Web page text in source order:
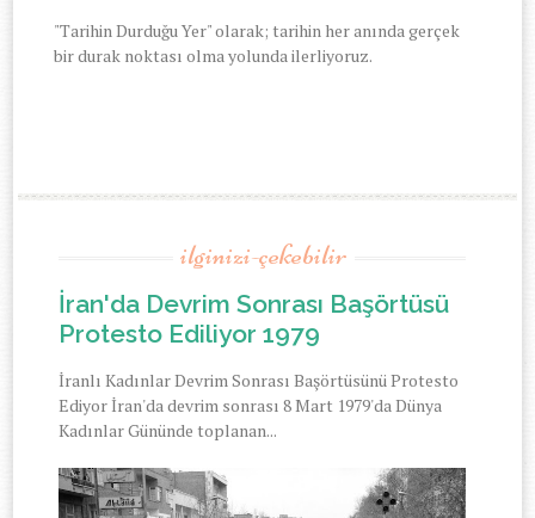
"Tarihin Durduğu Yer" olarak; tarihin her anında gerçek
bir durak noktası olma yolunda ilerliyoruz.
ilginizi-çekebilir
İran'da Devrim Sonrası Başörtüsü
Protesto Ediliyor 1979
İranlı Kadınlar Devrim Sonrası Başörtüsünü Protesto
Ediyor İran'da devrim sonrası 8 Mart 1979'da Dünya
Kadınlar Gününde toplanan...